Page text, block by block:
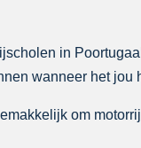
in
wanneer het jou
om